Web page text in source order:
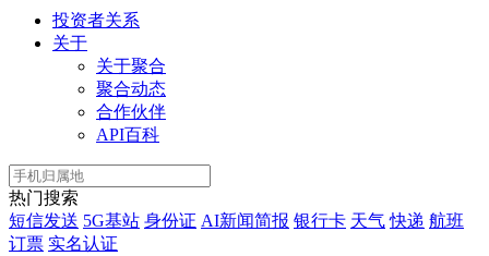
投资者关系
关于
关于聚合
聚合动态
合作伙伴
API百科
热门搜索
短信发送 5G基站 身份证 AI新闻简报 银行卡 天气 快递 航班
订票 实名认证